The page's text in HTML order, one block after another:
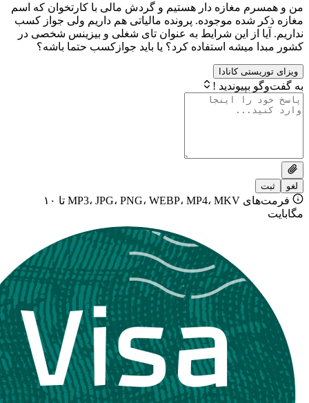
مغازه دار هستیم و گردش مالی با کارتخوان که اسم
شده موجوده. پرونده مالیاتی هم داریم ولی جواز کسب
از این شرایط به عنوان تای شغلی و بیزینس شخصی در
میشه استفاده کرد؟ یا باید جوازکسب حتما باشه؟
کانادا
!
فرمت‌های MP3، JPG، PNG، WEBP، MP4، MKV تا ۱۰